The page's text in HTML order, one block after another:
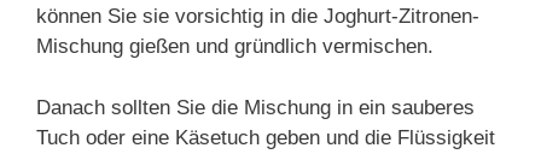
können Sie sie vorsichtig in die Joghurt-Zitronen-
Mischung gießen und gründlich vermischen.
Danach sollten Sie die Mischung in ein sauberes
Tuch oder eine Käsetuch geben und die Flüssigkeit